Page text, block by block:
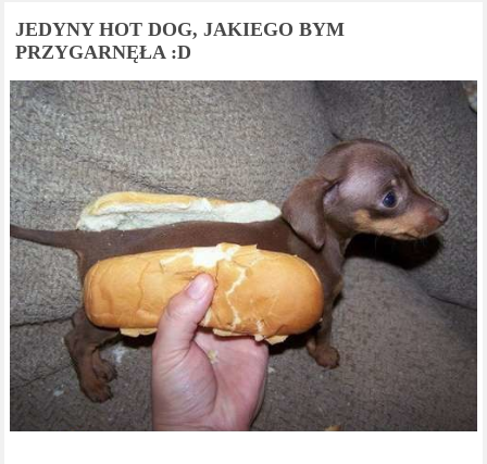
JEDYNY HOT DOG, JAKIEGO BYM
PRZYGARNĘŁA :D